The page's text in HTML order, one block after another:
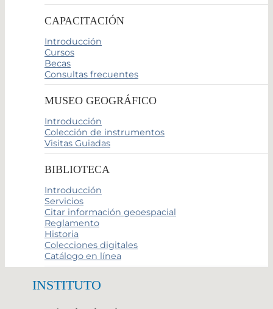
CAPACITACIÓN
Introducción
Cursos
Becas
Consultas frecuentes
MUSEO GEOGRÁFICO
Introducción
Colección de instrumentos
Visitas Guiadas
BIBLIOTECA
Introducción
Servicios
Citar información geoespacial
Reglamento
Historia
Colecciones digitales
Catálogo en línea
INSTITUTO